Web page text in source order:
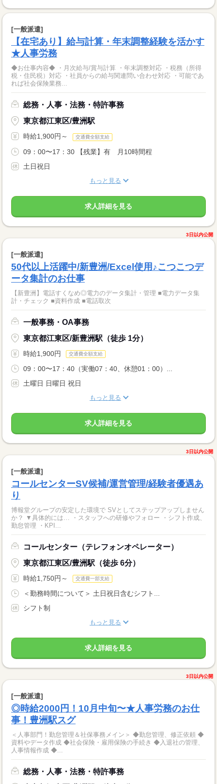
[一般派遣]
【在宅あり】給与計算・年末調整経験を活かす
★人事労務
◆お仕事内容◆ ・月次給与/賞与計算 ・年末調整対応 ・税務（所得
税・住民税）対応 ・社員からの給与関連問い合わせ対応 ・可能であ
れば社会保険業務...
総務・人事・法務・特許事務
東京都江東区/豊洲駅
時給1,900円～ 交通費全額支給
09：00〜17：30 【残業】有 月10時間程
土日祝日
もっと見る
求人詳細を見る
3日以内公開
[一般派遣]
50代以上活躍中/新豊洲/Excel使用♪こつこつデ
ータ集計のお仕事
【新豊洲】電話すくなめ◎電力のデータ集計・管理 ■電力データ集
計・チェック ■資料作成 ■電話取次
一般事務・OA事務
東京都江東区/新豊洲駅（徒歩 1分）
時給1,900円 交通費全額支給
09：00〜17：40（実働07：40、休憩01：00）...
土曜日 日曜日 祝日
もっと見る
求人詳細を見る
3日以内公開
[一般派遣]
コールセンターSV候補/運営管理/経験者優遇あ
り
博報堂グループの安定した環境で SVとしてステップアップしません
か？ ▼具体的には… ・スタッフへの研修やフォロー ・シフト作成、
勤怠管理 ・KPI...
コールセンター（テレフォンオペレーター）
東京都江東区/豊洲駅（徒歩 6分）
時給1,750円～ 交通費一部支給
＜勤務時間について＞ 土日祝日含むシフト...
シフト制
もっと見る
求人詳細を見る
3日以内公開
[一般派遣]
◎時給2000円！10月中旬〜★人事労務のお仕
事！豊洲駅スグ
＜人事部門！勤怠管理＆社保事務メイン＞ ◆勤怠管理、修正依頼 ◆
資料やデータ作成 ◆社会保険・雇用保険の手続き ◆入退社の管理、
人事情報作成 ◆...
総務・人事・法務・特許事務